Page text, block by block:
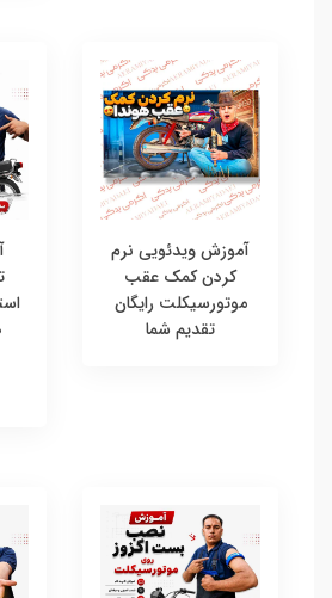
آموزش ویدئویی نرم
کردن کمک عقب
موتورسیکلت رایگان
تقدیم شما